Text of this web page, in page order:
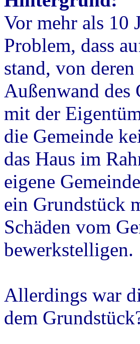
Vor mehr als 10
Problem, dass
stand, von
Außenwand des
mit der
die Gemeinde
das Haus im
eigene
ein Grundstück
Schäden vom
bewerkstelligen.
Allerdings war
dem